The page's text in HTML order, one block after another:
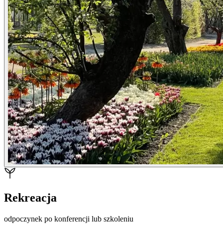
Rekreacja
odpoczynek po konferencji lub szkoleniu